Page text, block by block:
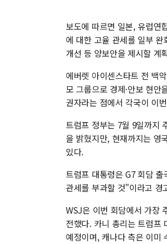
보도에 따르면 일본, 유럽연
에 대한 고율 관세를 일부
개선 등 양보안을 제시할 계
에버렛 아이센스타트 전 백
모 그룹으로 경제·안보 현
권자라는 점에서 각국이 이
트럼프 정부는 7월 9일까지
을 밝혔지만, 현재까지는 영
있다.
트럼프 대통령은 G7 회담
관세를 부과할 것"이라고
WSJ은 이번 회담에서 가장
전했다. 카니 총리는 트럼프
예정이며, 캐나다 측은 이미